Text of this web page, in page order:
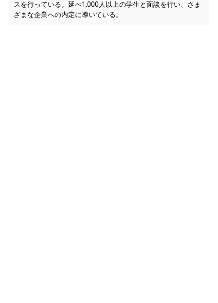
スを行っている。延べ1,000人以上の学生と面談を行い、さま
ざまな企業への内定に導いている。